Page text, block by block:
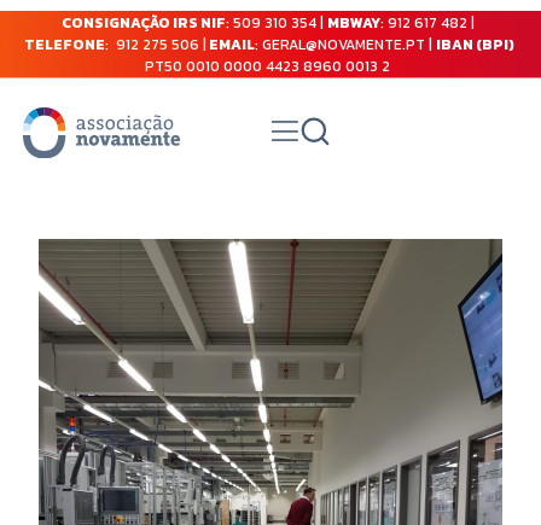
CONSIGNAÇÃO IRS NIF: 509 310 354 | MBWAY: 912 617 482 |
TELEFONE: 912 275 506 | EMAIL: GERAL@NOVAMENTE.PT | IBAN (BPI)
PT50 0010 0000 4423 8960 0013 2